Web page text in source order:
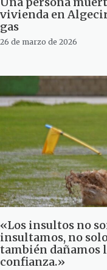
vivienda en
gas
26 de marzo de 2026
«Los insultos no
insultamos, no
también dañamos
confianza.»